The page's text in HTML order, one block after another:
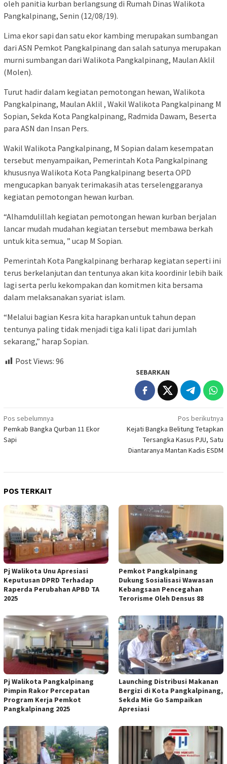
oleh panitia kurban berlangsung di Rumah Dinas Walikota
Pangkalpinang, Senin (12/08/19).
Lima ekor sapi dan satu ekor kambing merupakan sumbangan
dari ASN Pemkot Pangkalpinang dan salah satunya merupakan
murni sumbangan dari Walikota Pangkalpinang, Maulan Aklil
(Molen).
Turut hadir dalam kegiatan pemotongan hewan, Walikota
Pangkalpinang, Maulan Aklil , Wakil Walikota Pangkalpinang M
Sopian, Sekda Kota Pangkalpinang, Radmida Dawam, Beserta
para ASN dan Insan Pers.
Wakil Walikota Pangkalpinang, M Sopian dalam kesempatan
tersebut menyampaikan, Pemerintah Kota Pangkalpinang
khususnya Walikota Kota Pangkalpinang beserta OPD
mengucapkan banyak terimakasih atas terselenggaranya
kegiatan pemotongan hewan kurban.
“Alhamdulillah kegiatan pemotongan hewan kurban berjalan
lancar mudah mudahan kegiatan tersebut membawa berkah
untuk kita semua, ” ucap M Sopian.
Pemerintah Kota Pangkalpinang berharap kegiatan seperti ini
terus berkelanjutan dan tentunya akan kita koordinir lebih baik
lagi serta perlu kekompakan dan komitmen kita bersama
dalam melaksanakan syariat islam.
“Melalui bagian Kesra kita harapkan untuk tahun depan
tentunya paling tidak menjadi tiga kali lipat dari jumlah
sekarang,” harap Sopian.
Post Views: 96
SEBARKAN
Navigasi
pos
Pos sebelumnya
Pemkab Bangka Qurban 11 Ekor
Sapi
Pos berikutnya
Kejati Bangka Belitung Tetapkan
Tersangka Kasus PJU, Satu
Diantaranya Mantan Kadis ESDM
POS TERKAIT
Pj Walikota Unu Apresiasi
Keputusan DPRD Terhadap
Raperda Perubahan APBD TA
2025
Pemkot Pangkalpinang
Dukung Sosialisasi Wawasan
Kebangsaan Pencegahan
Terorisme Oleh Densus 88
Pj Walikota Pangkalpinang
Pimpin Rakor Percepatan
Program Kerja Pemkot
Pangkalpinang 2025
Launching Distribusi Makanan
Bergizi di Kota Pangkalpinang,
Sekda Mie Go Sampaikan
Apresiasi